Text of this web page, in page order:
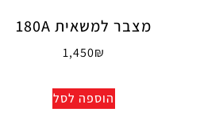
מצבר למשאית 180A
1,450₪
הוספה לסל